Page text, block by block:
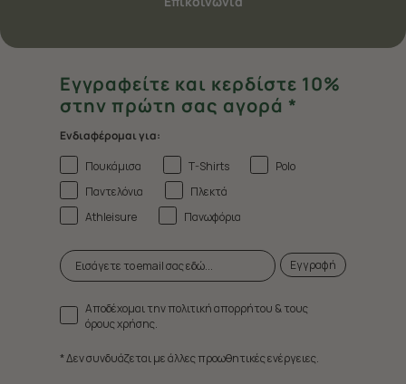
Εγγραφείτε και κερδίστε 10%
στην πρώτη σας αγορά *
Ενδιαφέρομαι για:
Πουκάμισα
T-Shirts
Polo
Παντελόνια
Πλεκτά
Athleisure
Πανωφόρια
Εγγραφή
Αποδέχομαι την πολιτική απορρήτου & τους
όρους χρήσης.
* Δεν συνδυάζεται με άλλες προωθητικές ενέργειες.